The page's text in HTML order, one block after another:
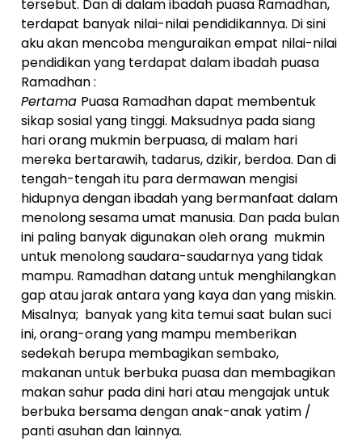
tersebut. Dan di dalam ibadah puasa Ramadhan,
terdapat banyak nilai-nilai pendidikannya. Di sini
aku akan mencoba menguraikan empat nilai-nilai
pendidikan yang terdapat dalam ibadah puasa
Ramadhan :
Pertama Puasa Ramadhan dapat membentuk
sikap sosial yang tinggi. Maksudnya pada siang
hari orang mukmin berpuasa, di malam hari
mereka bertarawih, tadarus, dzikir, berdoa. Dan di
tengah-tengah itu para dermawan mengisi
hidupnya dengan ibadah yang bermanfaat dalam
menolong sesama umat manusia. Dan pada bulan
ini paling banyak digunakan oleh orang mukmin
untuk menolong saudara-saudarnya yang tidak
mampu. Ramadhan datang untuk menghilangkan
gap atau jarak antara yang kaya dan yang miskin.
Misalnya; banyak yang kita temui saat bulan suci
ini, orang-orang yang mampu memberikan
sedekah berupa membagikan sembako,
makanan untuk berbuka puasa dan membagikan
makan sahur pada dini hari atau mengajak untuk
berbuka bersama dengan anak-anak yatim /
panti asuhan dan lainnya.